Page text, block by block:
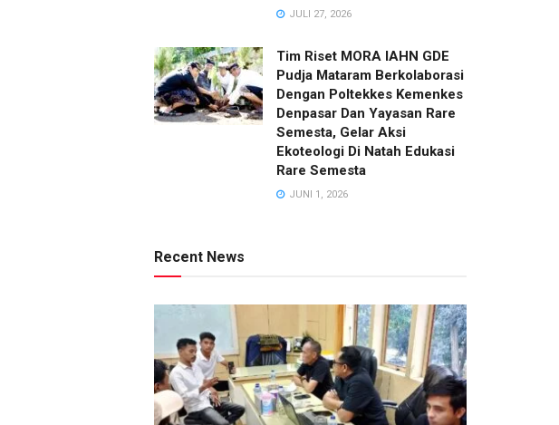
JULI 27, 2026
Tim Riset MORA IAHN GDE
Pudja Mataram Berkolaborasi
Dengan Poltekkes Kemenkes
Denpasar Dan Yayasan Rare
Semesta, Gelar Aksi
Ekoteologi Di Natah Edukasi
Rare Semesta
JUNI 1, 2026
Recent News